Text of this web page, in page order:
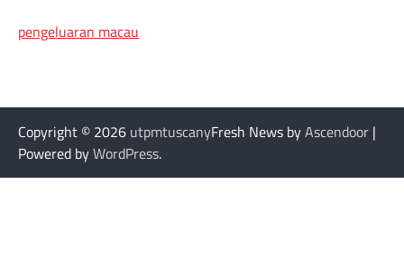
pengeluaran macau
Copyright © 2026 utpmtuscanyFresh News byAscendoor |
Powered byWordPress.